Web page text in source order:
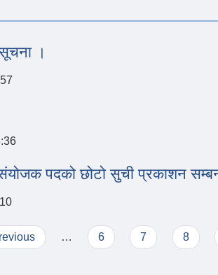
।
पदको छोटो सुची प्रकाशन
… 6 7 8